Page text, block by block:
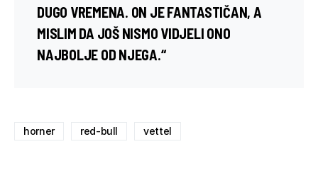
DUGO VREMENA. ON JE FANTASTIČAN, A
MISLIM DA JOŠ NISMO VIDJELI ONO
NAJBOLJE OD NJEGA.“
horner red-bull vettel